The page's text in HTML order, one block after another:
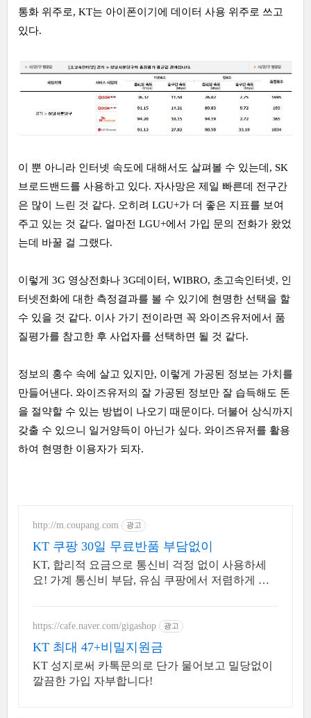
통화 위주로, KT는 아이폰이기에 데이터 사용 위주로 쓰고
있다.
이 뿐 아니라 인터넷 속도에 대해서도 살펴볼 수 있는데, SK
브로드밴드를 사용하고 있다. 자사망은 제일 빠른데 전구간
은 많이 느린 것 같다. 오히려 LGU+가 더 좋은 지표를 보여
주고 있는 것 같다. 얼마전 LGU+에서 가입 문의 전화가 왔었
는데 바꿀 걸 그랬다.
이렇게 3G 영상전화나 3G데이터, WIBRO, 초고속인터넷, 인
터넷전화에 대한 측정결과를 볼 수 있기에 현명한 선택을 할
수 있을 것 같다. 이사 가기 전이라면 꼭 와이즈유저에서 품
질평가를 참고한 후 사업자를 선택하면 될 것 같다.
정보의 홍수 속에 살고 있지만, 이렇게 가공된 정보는 가치를
만들어낸다. 와이즈유저의 잘 가공된 정보만 잘 습득해도 돈
을 절약할 수 있는 방법이 나오기 때문이다. 더불어 상식까지
갖출 수 있으니 일거양득이 아닌가 싶다. 와이즈유저를 활용
하여 현명한 이용자가 되자.
http://m.coupang.com 광고
KT 쿠팡 30일 무료반품 부담없이
KT, 합리적 요금으로 통신비 걱정 없이 사용하세
요! 가계 통신비 부담, 유심 쿠팡에서 저렴하게 줄
https://cafe.naver.com/gigashop 광고
KT 최대 47+비밀지원금
KT 성지로써 카톡문의로 단가 물어보고 밀당없이
깔끔한 가입 자부합니다!